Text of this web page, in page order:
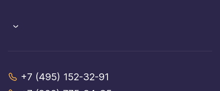
+7 (495) 152-32-91